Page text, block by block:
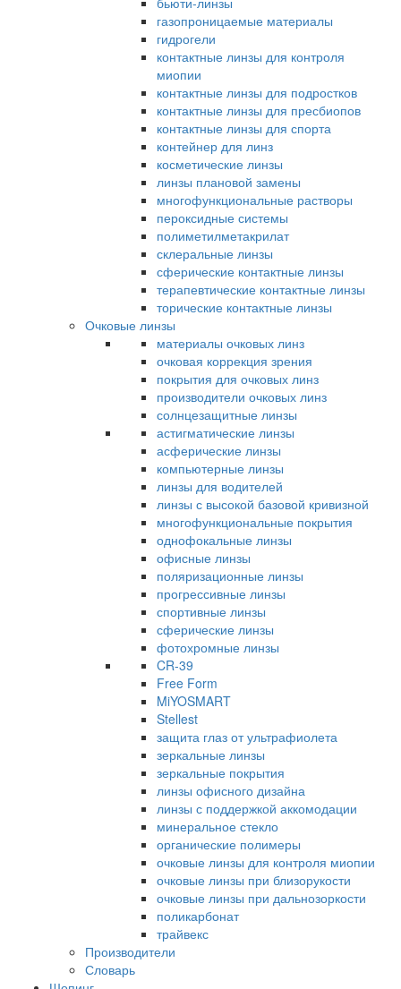
газопроницаемые материалы
гидрогели
контактные линзы для контроля
миопии
контактные линзы для подростков
контактные линзы для пресбиопов
контактные линзы для спорта
контейнер для линз
косметические линзы
линзы плановой замены
многофункциональные растворы
пероксидные системы
полиметилметакрилат
склеральные линзы
сферические контактные линзы
терапевтические контактные линзы
торические контактные линзы
Очковые линзы
материалы очковых линз
очковая коррекция зрения
покрытия для очковых линз
производители очковых линз
солнцезащитные линзы
астигматические линзы
асферические линзы
компьютерные линзы
линзы для водителей
линзы с высокой базовой кривизной
многофункциональные покрытия
однофокальные линзы
офисные линзы
поляризационные линзы
прогрессивные линзы
спортивные линзы
сферические линзы
фотохромные линзы
CR-39
Free Form
MiYOSMART
Stellest
защита глаз от ультрафиолета
зеркальные линзы
зеркальные покрытия
линзы офисного дизайна
линзы с поддержкой аккомодации
минеральное стекло
органические полимеры
очковые линзы для контроля миопии
очковые линзы при близорукости
очковые линзы при дальнозоркости
поликарбонат
трайвекс
Производители
Словарь